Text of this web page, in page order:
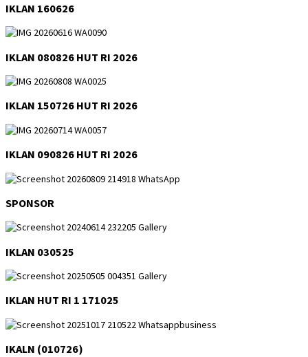
IKLAN 160626
IKLAN 080826 HUT RI 2026
IKLAN 150726 HUT RI 2026
IKLAN 090826 HUT RI 2026
SPONSOR
IKLAN 030525
IKLAN HUT RI 1 171025
IKALN (010726)